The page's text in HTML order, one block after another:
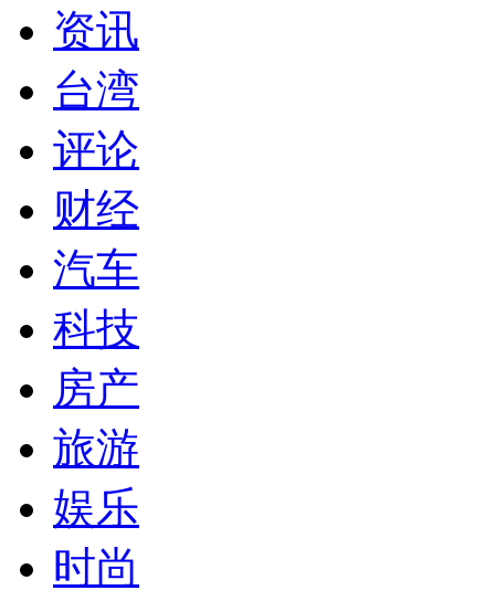
资讯
台湾
评论
财经
汽车
科技
房产
旅游
娱乐
时尚